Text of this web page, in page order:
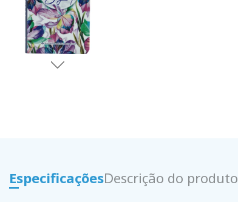
EspecificaçõesDescrição do produto